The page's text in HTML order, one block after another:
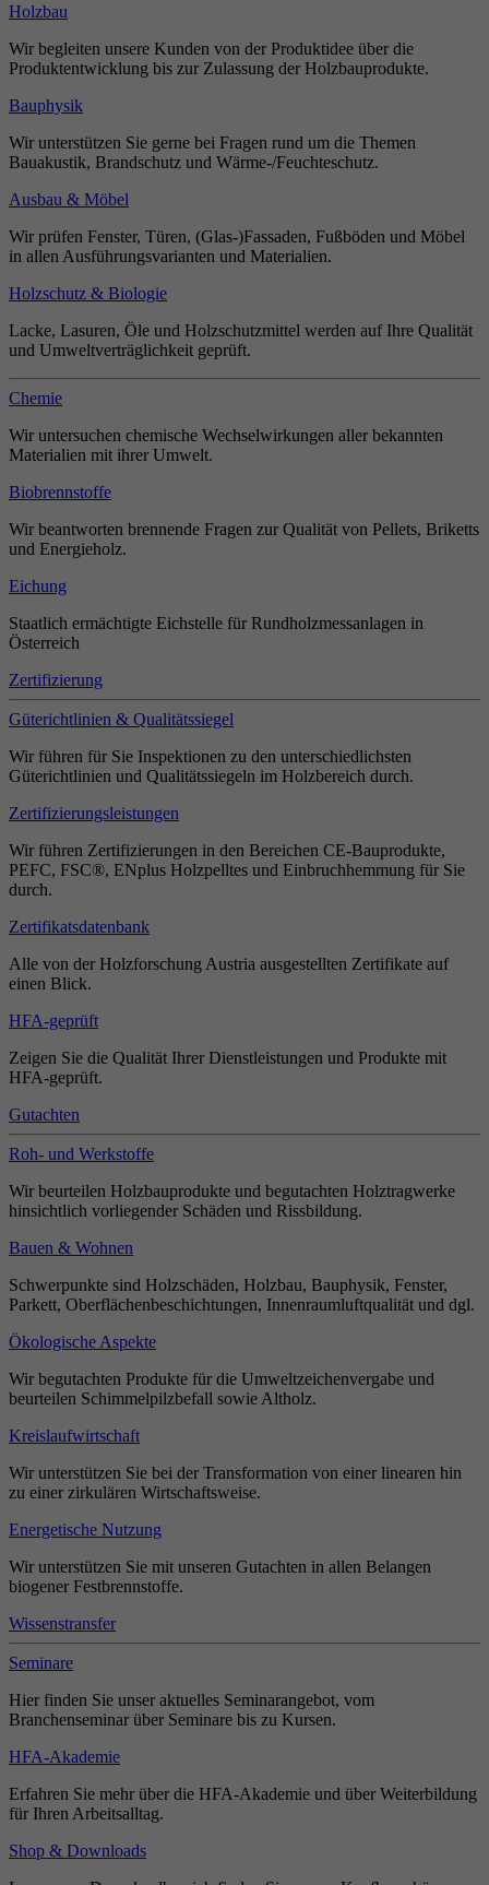
Holzbau
Wir begleiten unsere Kunden von der Produktidee über die
Produktentwicklung bis zur Zulassung der Holzbauprodukte.
Bauphysik
Wir unterstützen Sie gerne bei Fragen rund um die Themen
Bauakustik, Brandschutz und Wärme-/Feuchteschutz.
Ausbau & Möbel
Wir prüfen Fenster, Türen, (Glas-)Fassaden, Fußböden und Möbel
in allen Ausführungsvarianten und Materialien.
Holzschutz & Biologie
Lacke, Lasuren, Öle und Holzschutzmittel werden auf Ihre Qualität
und Umweltverträglichkeit geprüft.
Chemie
Wir untersuchen chemische Wechselwirkungen aller bekannten
Materialien mit ihrer Umwelt.
Biobrennstoffe
Wir beantworten brennende Fragen zur Qualität von Pellets, Briketts
und Energieholz.
Eichung
Staatlich ermächtigte Eichstelle für Rundholzmessanlagen in
Österreich
Zertifizierung
Güterichtlinien & Qualitätssiegel
Wir führen für Sie Inspektionen zu den unterschiedlichsten
Güterichtlinien und Qualitätssiegeln im Holzbereich durch.
Zertifizierungsleistungen
Wir führen Zertifizierungen in den Bereichen CE-Bauprodukte,
PEFC, FSC®, ENplus Holzpelltes und Einbruchhemmung für Sie
durch.
Zertifikatsdatenbank
Alle von der Holzforschung Austria ausgestellten Zertifikate auf
einen Blick.
HFA-geprüft
Zeigen Sie die Qualität Ihrer Dienstleistungen und Produkte mit
HFA-geprüft.
Gutachten
Roh- und Werkstoffe
Wir beurteilen Holzbauprodukte und begutachten Holztragwerke
hinsichtlich vorliegender Schäden und Rissbildung.
Bauen & Wohnen
Schwerpunkte sind Holzschäden, Holzbau, Bauphysik, Fenster,
Parkett, Oberflächenbeschichtungen, Innenraumluftqualität und dgl.
Ökologische Aspekte
Wir begutachten Produkte für die Umweltzeichenvergabe und
beurteilen Schimmelpilzbefall sowie Altholz.
Kreislaufwirtschaft
Wir unterstützen Sie bei der Transformation von einer linearen hin
zu einer zirkulären Wirtschaftsweise.
Energetische Nutzung
Wir unterstützen Sie mit unseren Gutachten in allen Belangen
biogener Festbrennstoffe.
Wissenstransfer
Seminare
Hier finden Sie unser aktuelles Seminarangebot, vom
Branchenseminar über Seminare bis zu Kursen.
HFA-Akademie
Erfahren Sie mehr über die HFA-Akademie und über Weiterbildung
für Ihren Arbeitsalltag.
Shop & Downloads